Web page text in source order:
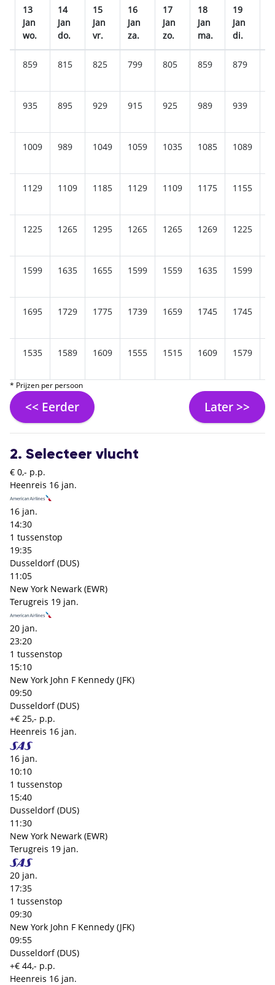
13
Jan
wo.
14
Jan
do.
15
Jan
vr.
16
Jan
za.
17
Jan
zo.
18
Jan
ma.
19
Jan
di.
859 815 825 799 805 859 879
935 895 929 915 925 989 939
1009 989 1049 1059 1035 1085 1089
1129 1109 1185 1129 1109 1175 1155
1225 1265 1295 1265 1265 1269 1225
1599 1635 1655 1599 1559 1635 1599
1695 1729 1775 1739 1659 1745 1745
1535 1589 1609 1555 1515 1609 1579
* Prijzen per persoon
<< Eerder Later >>
2. Selecteer vlucht
€ 0,- p.p.
Heenreis 16 jan.
16 jan.
14:30
1 tussenstop
19:35
Dusseldorf (DUS)
11:05
New York Newark (EWR)
Terugreis 19 jan.
20 jan.
23:20
1 tussenstop
15:10
New York John F Kennedy (JFK)
09:50
Dusseldorf (DUS)
+€ 25,- p.p.
Heenreis 16 jan.
16 jan.
10:10
1 tussenstop
15:40
Dusseldorf (DUS)
11:30
New York Newark (EWR)
Terugreis 19 jan.
20 jan.
17:35
1 tussenstop
09:30
New York John F Kennedy (JFK)
09:55
Dusseldorf (DUS)
+€ 44,- p.p.
Heenreis 16 jan.